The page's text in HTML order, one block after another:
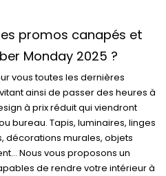
promos canapés et
Monday 2025 ?
vous toutes les dernières
ainsi de passer des heures à
à prix réduit qui viendront
bureau. Tapis, luminaires, linges
décorations murales, objets
Nous vous proposons un
de rendre votre intérieur à